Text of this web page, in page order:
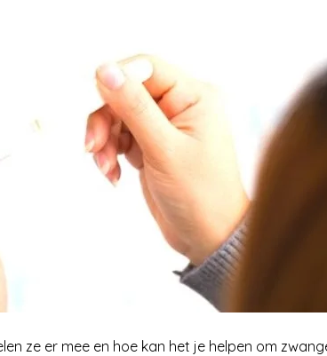
ze er mee en hoe kan het je helpen om